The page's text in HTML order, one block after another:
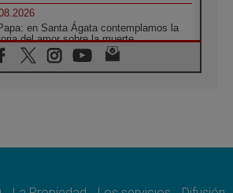
en Santa Ágata contemplamos la
del amor sobre la muerte
XIV visitará el Santuario de la Madre